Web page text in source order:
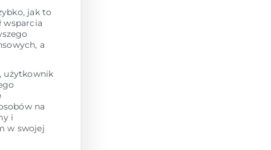
jak to
wsparcia
a
, użytkownik
na
i
w swojej